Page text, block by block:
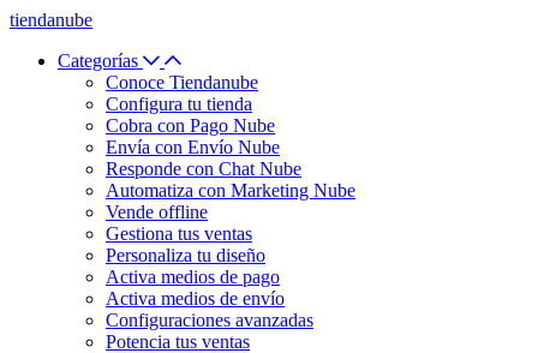
tiendanube
Categorías
Conoce Tiendanube
Configura tu tienda
Cobra con Pago Nube
Envía con Envío Nube
Responde con Chat Nube
Automatiza con Marketing Nube
Vende offline
Gestiona tus ventas
Personaliza tu diseño
Activa medios de pago
Activa medios de envío
Configuraciones avanzadas
Potencia tus ventas